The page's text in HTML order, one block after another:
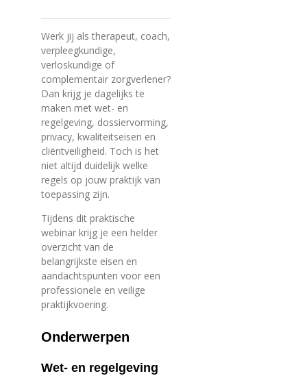
Werk jij als therapeut, coach,
verpleegkundige,
verloskundige of
complementair zorgverlener?
Dan krijg je dagelijks te
maken met wet- en
regelgeving, dossiervorming,
privacy, kwaliteitseisen en
cliëntveiligheid. Toch is het
niet altijd duidelijk welke
regels op jouw praktijk van
toepassing zijn.
Tijdens dit praktische
webinar krijg je een helder
overzicht van de
belangrijkste eisen en
aandachtspunten voor een
professionele en veilige
praktijkvoering.
Onderwerpen
Wet- en regelgeving